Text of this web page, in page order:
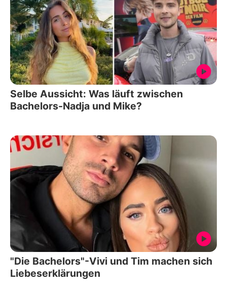
Selbe Aussicht: Was läuft zwischen
Bachelors-Nadja und Mike?
"Die Bachelors"-Vivi und Tim machen sich
Liebeserklärungen